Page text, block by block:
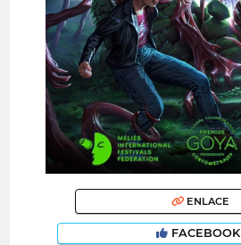
ENLACE
FACEBOOK